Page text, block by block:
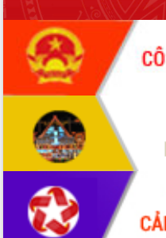
món ăn từ sầu riêng
Đắk Lắk công bố Quy hoạch và xúc
tiến đầu tư tỉnh
Ngành cá ngừ Đắk Lắk chủ động thích
ứng để giữ vững thị trường xuất khẩu
Diễn đàn Kinh tế tư nhân Việt Nam đột
phá cơ chế - Hợp tác công tư
Đề án 06 tạo bước ngoặt đột phá trong
cải cách hành chính tỉnh Đắk Lắk
Kết nối tour, đẩy mạnh chuyển đổi số
để phát triển du lịch Đắk Lắk
Khởi động Dự án Đầu tư xây dựng hạ
tầng kỹ thuật Cụm công nghiệp Tân